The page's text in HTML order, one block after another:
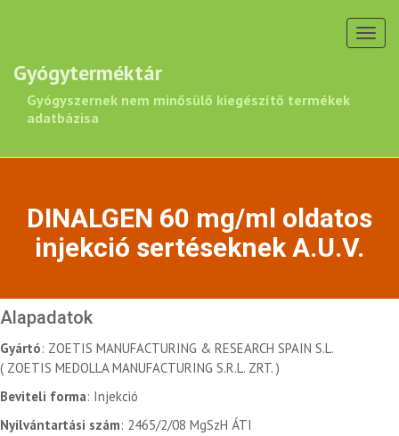
Gyógyterméktár
Gyógyszernek nem minősülő kiegészítő termékek
adatbázisa
DINALGEN 60 mg/ml oldatos
injekció sertéseknek A.U.V.
Alapadatok
Gyártó: ZOETIS MANUFACTURING & RESEARCH SPAIN S.L.
( ZOETIS MEDOLLA MANUFACTURING S.R.L. ZRT. )
Beviteli forma: Injekció
Nyilvántartási szám: 2465/2/08 MgSzH ÁTI